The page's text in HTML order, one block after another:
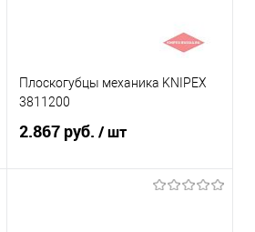
Плоскогубцы механика KNIPEX
3811200
2.867 руб./ шт